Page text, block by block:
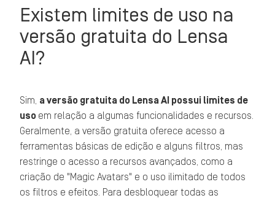
Existem limites de uso na
versão gratuita do Lensa
AI?
Sim, a versão gratuita do Lensa AI possui limites de
uso em relação a algumas funcionalidades e recursos.
Geralmente, a versão gratuita oferece acesso a
ferramentas básicas de edição e alguns filtros, mas
restringe o acesso a recursos avançados, como a
criação de "Magic Avatars" e o uso ilimitado de todos
os filtros e efeitos. Para desbloquear todas as